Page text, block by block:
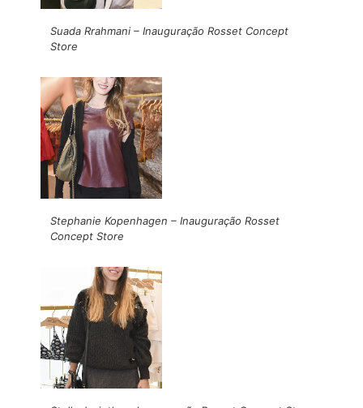
Suada Rrahmani – Inauguração Rosset Concept
Store
Stephanie Kopenhagen – Inauguração Rosset
Concept Store